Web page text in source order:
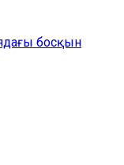
босқын